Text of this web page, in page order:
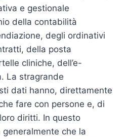
e gestionale
della contabilità
degli ordinativi
della posta
cliniche, dell’e-
La stragrande
dati hanno, direttamente
fare con persone e, di
diritti. In questo
che la